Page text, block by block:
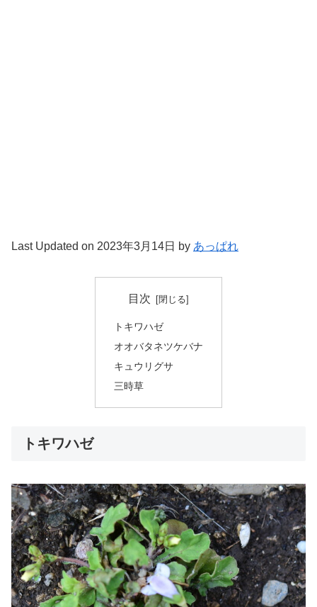
Last Updated on 2023年3月14日 by あっぱれ
目次
トキワハゼ
オオバタネツケバナ
キュウリグサ
三時草
トキワハゼ